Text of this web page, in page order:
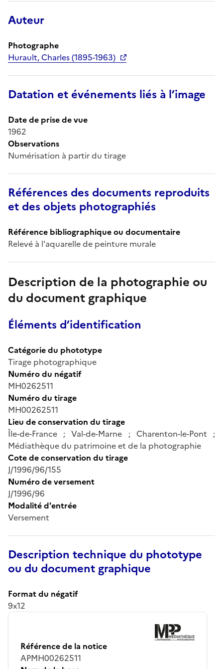
Auteur
Photographe
Hurault, Charles (1895-1963)
Datation et événements liés à l’image
Date de prise de vue
1962
Observations
Numérisation à partir du tirage
Références des documents reproduits
et des objets photographiés
Référence bibliographique ou documentaire
Relevé à l'aquarelle de peinture murale
Description de la photographie ou
du document graphique
Éléments d’identification
Catégorie du phototype
Tirage photographique
Numéro du négatif
MH0262511
Numéro du tirage
MH00262511
Lieu de conservation du tirage
Île-de-France ; Val-de-Marne ; Charenton-le-Pont ;
Médiathèque du patrimoine et de la photographie
Cote de conservation du tirage
J/1996/96/155
Numéro de versement
J/1996/96
Modalité d'entrée
Versement
Description technique du phototype
ou du document graphique
Format du négatif
9x12
Référence de la notice
APMH00262511